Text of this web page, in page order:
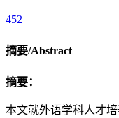
452
摘要/Abstract
摘要：
本文就外语学科人才